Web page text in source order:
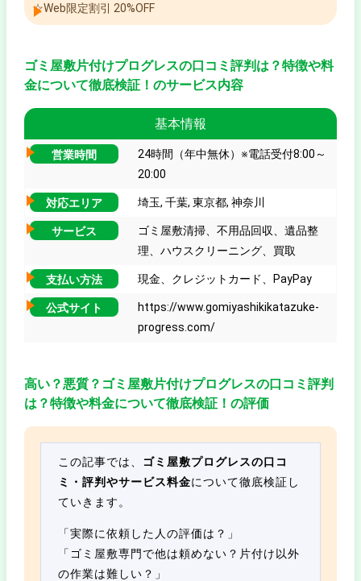
☆Web限定割引 20%OFF
ゴミ屋敷片付けプログレスの口コミ評判は？特徴や料
金について徹底検証！のサービス内容
基本情報
営業時間
24時間（年中無休）※電話受付8:00～
20:00
対応エリア 埼玉, 千葉, 東京都, 神奈川
サービス
ゴミ屋敷清掃、不用品回収、遺品整
理、ハウスクリーニング、買取
支払い方法 現金、クレジットカード、PayPay
公式サイト
https://www.gomiyashikikatazuke-
progress.com/
高い？悪質？ゴミ屋敷片付けプログレスの口コミ評判
は？特徴や料金について徹底検証！の評価
この記事では、
ゴミ屋敷プログレスの口コ
ミ・評判やサービス料金について徹底検証し
ていきます。
「実際に依頼した人の評価は？」
「ゴミ屋敷専門で他は頼めない？片付け以外
の作業は難しい？」